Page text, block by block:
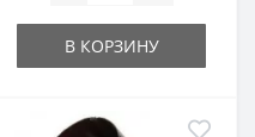
В КОРЗИНУ